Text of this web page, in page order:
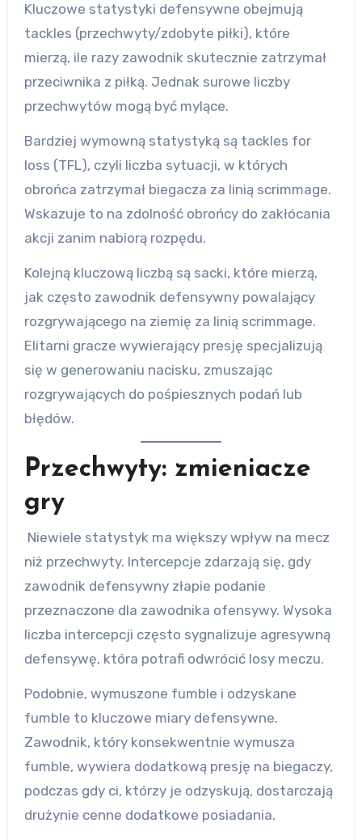
Kluczowe statystyki defensywne obejmują
tackles (przechwyty/zdobyte piłki), które
mierzą, ile razy zawodnik skutecznie zatrzymał
przeciwnika z piłką. Jednak surowe liczby
przechwytów mogą być mylące.
Bardziej wymowną statystyką są tackles for
loss (TFL), czyli liczba sytuacji, w których
obrońca zatrzymał biegacza za linią scrimmage.
Wskazuje to na zdolność obrońcy do zakłócania
akcji zanim nabiorą rozpędu.
Kolejną kluczową liczbą są sacki, które mierzą,
jak często zawodnik defensywny powalający
rozgrywającego na ziemię za linią scrimmage.
Elitarni gracze wywierający presję specjalizują
się w generowaniu nacisku, zmuszając
rozgrywających do pośpiesznych podań lub
błędów.
Przechwyty: zmieniacze
gry
Niewiele statystyk ma większy wpływ na mecz
niż przechwyty. Intercepcje zdarzają się, gdy
zawodnik defensywny złapie podanie
przeznaczone dla zawodnika ofensywy. Wysoka
liczba intercepcji często sygnalizuje agresywną
defensywę, która potrafi odwrócić losy meczu.
Podobnie, wymuszone fumble i odzyskane
fumble to kluczowe miary defensywne.
Zawodnik, który konsekwentnie wymusza
fumble, wywiera dodatkową presję na biegaczy,
podczas gdy ci, którzy je odzyskują, dostarczają
drużynie cenne dodatkowe posiadania.